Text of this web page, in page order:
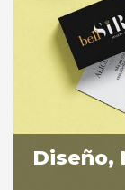
Diseño,